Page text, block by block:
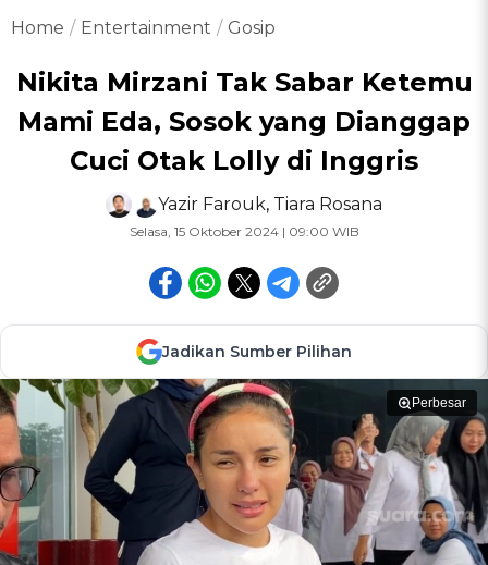
Home Entertainment Gosip
Nikita Mirzani Tak Sabar Ketemu
Mami Eda, Sosok yang Dianggap
Cuci Otak Lolly di Inggris
Yazir Farouk, Tiara Rosana
Selasa, 15 Oktober 2024 | 09:00 WIB
Jadikan Sumber Pilihan
Perbesar